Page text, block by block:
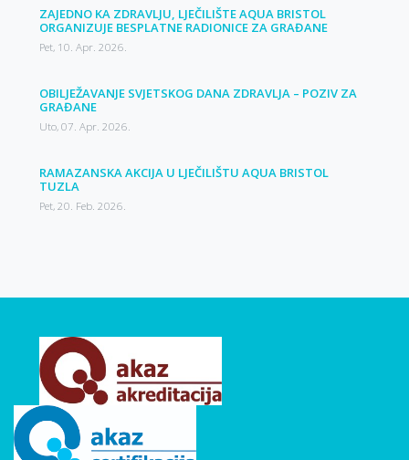
ZAJEDNO KA ZDRAVLJU, LJEČILIŠTE AQUA BRISTOL
ORGANIZUJE BESPLATNE RADIONICE ZA GRAĐANE
Pet, 10. Apr. 2026.
OBILJEŽAVANJE SVJETSKOG DANA ZDRAVLJA – POZIV ZA
GRAĐANE
Uto, 07. Apr. 2026.
RAMAZANSKA AKCIJA U LJEČILIŠTU AQUA BRISTOL
TUZLA
Pet, 20. Feb. 2026.